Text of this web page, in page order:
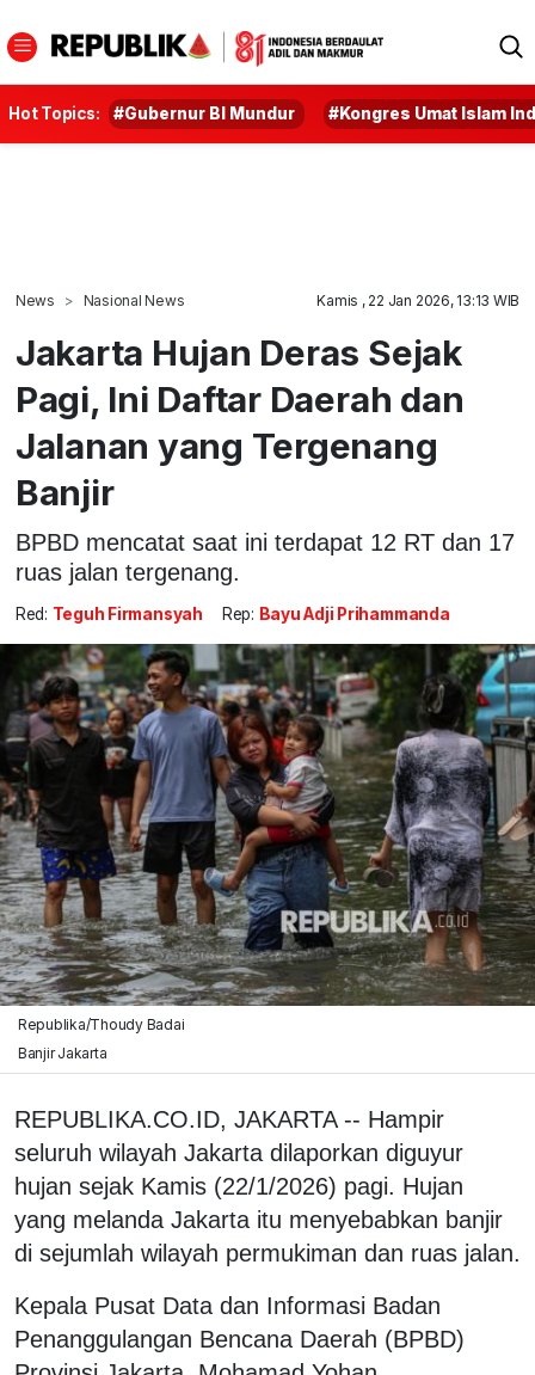
Hot Topics: #Gubernur BI Mundur #Kongres Umat Islam
News Nasional News Kamis , 22 Jan 2026, 13:13 WIB
Jakarta Hujan Deras Sejak
Pagi, Ini Daftar Daerah dan
Jalanan yang Tergenang
Banjir
BPBD mencatat saat ini terdapat 12 RT dan 17
ruas jalan tergenang.
Red: Teguh Firmansyah Rep: Bayu Adji Prihammanda
Republika/Thoudy Badai
Banjir Jakarta
REPUBLIKA.CO.ID, JAKARTA -- Hampir
seluruh wilayah Jakarta dilaporkan diguyur
hujan sejak Kamis (22/1/2026) pagi. Hujan
yang melanda Jakarta itu menyebabkan banjir
di sejumlah wilayah permukiman dan ruas jalan.
Kepala Pusat Data dan Informasi Badan
Penanggulangan Bencana Daerah (BPBD)